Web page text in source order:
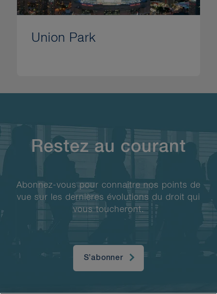
Union Park
Restez au courant
Abonnez-vous pour connaître nos points de
vue sur les dernières évolutions du droit qui
vous toucheront.
S’abonner